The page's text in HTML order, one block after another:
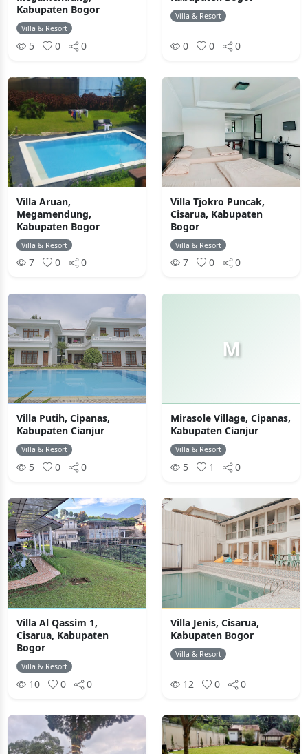
Kabupaten Bogor
Villa & Resort
5 0 0
Villa & Resort
0 0 0
Villa Aruan,
Megamendung,
Kabupaten Bogor
Villa & Resort
7 0 0
Villa Tjokro Puncak,
Cisarua, Kabupaten
Bogor
Villa & Resort
7 0 0
Villa Putih, Cipanas,
Kabupaten Cianjur
Villa & Resort
5 0 0
M
Mirasole Village, Cipanas,
Kabupaten Cianjur
Villa & Resort
5 1 0
Villa Al Qassim 1,
Cisarua, Kabupaten
Bogor
Villa & Resort
10 0 0
Villa Jenis, Cisarua,
Kabupaten Bogor
Villa & Resort
12 0 0